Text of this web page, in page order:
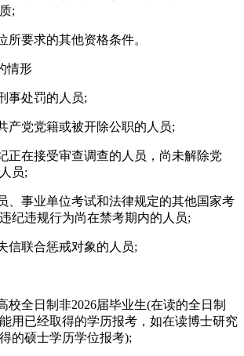
;
要求的其他资格条件。
情形
处罚的人员;
党党籍或被开除公职的人员;
在接受审查调查的人员，尚未解除党
员;
事业单位考试和法律规定的其他国家考
纪违规行为尚在禁考期内的人员;
联合惩戒对象的人员;
全日制非2026届毕业生(在读的全日制
用已经取得的学历报考，如在读博士研究
的硕士学历学位报考);